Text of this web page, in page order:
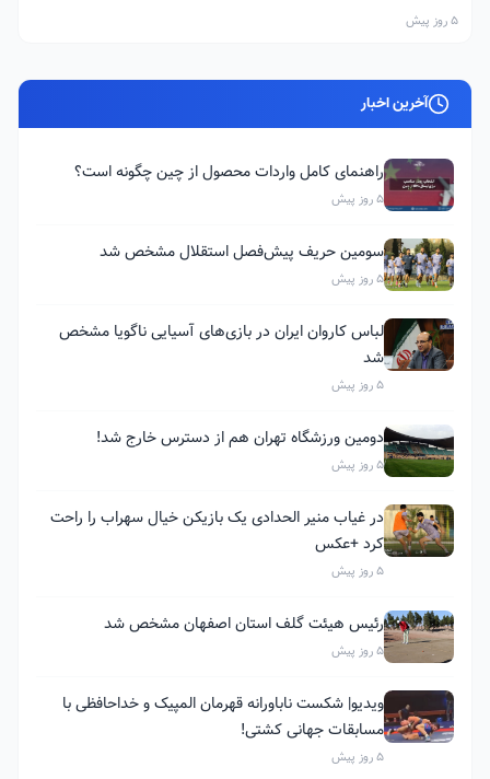
5 روز پیش
آخرین اخبار
راهنمای کامل واردات محصول از چین چگونه است؟
5 روز پیش
سومین حریف پیش‌فصل استقلال مشخص شد
5 روز پیش
لباس کاروان ایران در بازی‌های آسیایی ناگویا مشخص
شد
5 روز پیش
دومین ورزشگاه تهران هم از دسترس خارج شد!
5 روز پیش
در غیاب منیر الحدادی یک بازیکن خیال سهراب را راحت
کرد +عکس
5 روز پیش
رئیس هیئت گلف استان اصفهان مشخص شد
5 روز پیش
ویدیو| شکست ناباورانه قهرمان المپیک و خداحافظی با
مسابقات جهانی کشتی!
5 روز پیش